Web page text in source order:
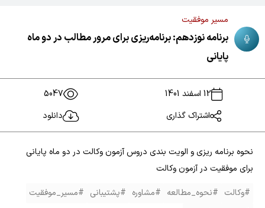
برنامه نوزدهم: برنامه‌ریزی برای مرور مطالب در دو ماه
پایانی
مسیر موفقیت
12 اسفند 1401
5047
اشتراک گذاری
دانلود
نحوه برنامه ریزی و الویت بندی دروس آزمون وکالت در دو ماه پایانی
برای موفقیت در آزمون وکالت
#وکالت #نحوه_مطالعه #مشاوره #پشتیبانی #مسیر_موفقیت